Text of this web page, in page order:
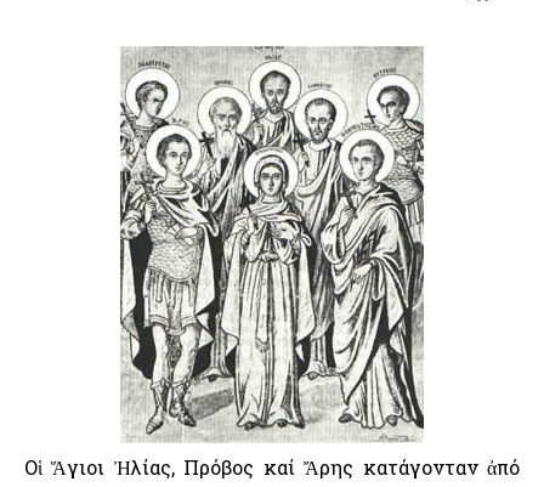
Οἱ Ἅγιοι Ἠλίας, Πρόβος καί Ἄρης κατάγονταν ἀπό